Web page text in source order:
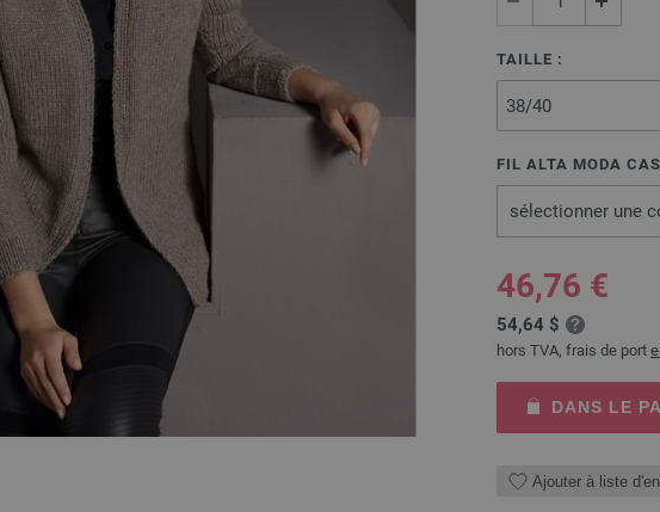
TAILLE :
FIL ALTA MODA
sélectionner une
46,76 €
54,64 $
hors TVA, frais de port
DANS LE
Ajouter à liste